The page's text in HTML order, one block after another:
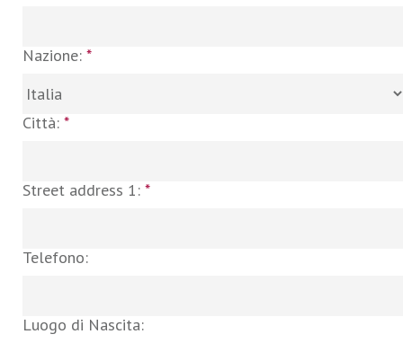
Nazione: *
Città: *
Street address 1: *
Telefono:
Luogo di Nascita: